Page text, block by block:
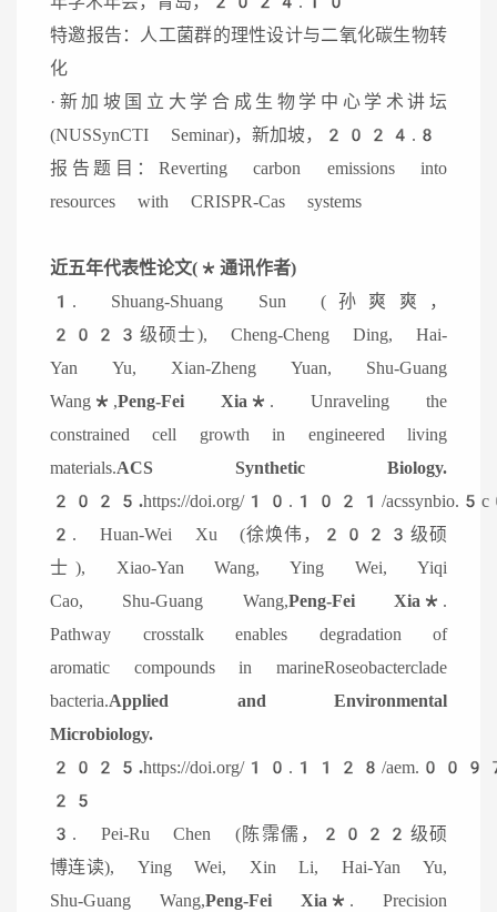
特邀报告：人工菌群的理性设计与二氧化碳生物转
化
·新加坡国立大学合成生物学中心学术讲坛
(NUSSynCTI Seminar)，新加坡，2024.8
报告题目：Reverting carbon emissions into
resources with CRISPR-Cas systems
近五年代表性论文(*通讯作者)
1. Shuang-Shuang Sun (孙爽爽，
2023级硕士), Cheng-Cheng Ding, Hai-
Yan Yu, Xian-Zheng Yuan, Shu-Guang
Wang*,Peng-Fei Xia* . Unraveling the
constrained cell growth in engineered living
materials.ACS Synthetic Biology.
2025.https://doi.org/10.1021/
2. Huan-Wei Xu (徐焕伟，2023级硕
士), Xiao-Yan Wang, Ying Wei, Yiqi
Cao, Shu-Guang Wang,Peng-Fei Xia* .
Pathway crosstalk enables degradation of
aromatic compounds in marineRoseobacterclade
bacteria.Applied and Environmental
Microbiology.
2025.https://doi.org/10.1128/
25
3. Pei-Ru Chen (陈霈儒，2022级硕
博连读), Ying Wei, Xin Li, Hai-Yan Yu,
Shu-Guang Wang,Peng-Fei Xia* . Precision